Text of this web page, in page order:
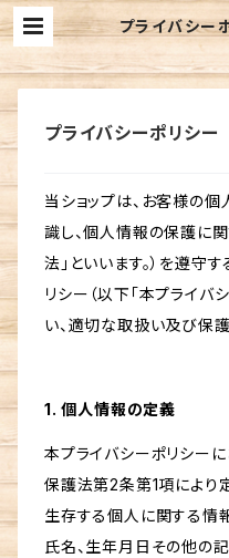
プライバシー
プライバシーポリシー
当ショップは、お客様の
識し、個人情報の保護に
法」といいます。）を遵守
リシー（以下「本プライバ
い、適切な取扱い及び保護
1. 個人情報の定義
本プライバシーポリシー
保護法第2条第1項により
生存する個人に関する情
氏名、生年月日その他の